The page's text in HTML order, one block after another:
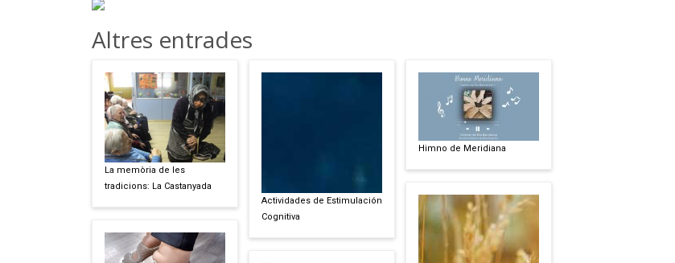
Altres entrades
La memòria de les
tradicions: La Castanyada
Actividades de Estimulación
Cognitiva
Himno de Meridiana